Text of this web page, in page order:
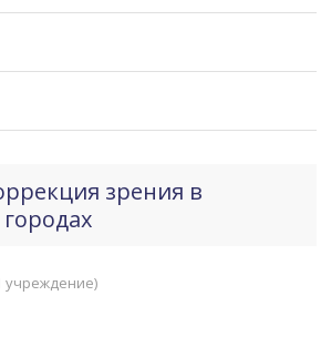
зрения в
учреждение)